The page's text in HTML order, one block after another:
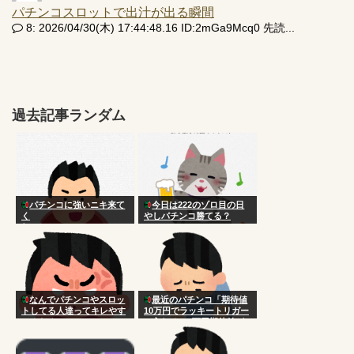
パチンコスロットで出汁が出る瞬間
8: 2026/04/30(木) 17:44:48.16 ID:2mGa9Mcq0 先読...
過去記事ランダム
パチンコに強いニキ来て
く
れ！！！！！！！！！！！
！！！！！！！！！！
今日は222のゾロ目の日
やしパチンコ勝てる？
なんでパチンコやスロッ
トしてる人達ってキレやす
いんだろ
最近のパチンコ「期待値
10万円でラッキートリガー
に入れると3万円期待値が
手に入るよ！」